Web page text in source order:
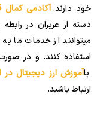
خود دارند.آکادمی کمال
دسته از عزیزان در رابطه
میتوانند از خدمات ما
استفاده کنند. و در
یاآموزش ارز دیجیتال در
ارتباط باشید.